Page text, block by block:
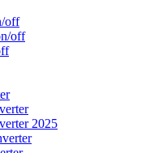
off
off
2025